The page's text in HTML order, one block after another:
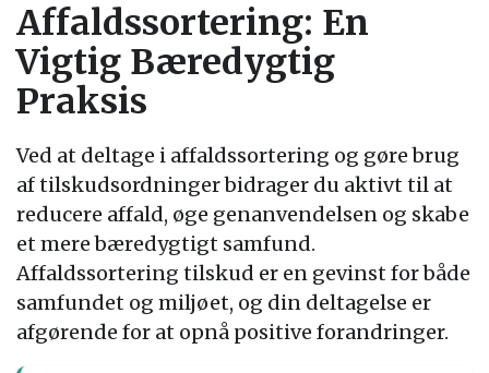
Affaldssortering: En
Vigtig Bæredygtig
Praksis
Ved at deltage i affaldssortering og gøre brug
af tilskudsordninger bidrager du aktivt til at
reducere affald, øge genanvendelsen og skabe
et mere bæredygtigt samfund.
Affaldssortering tilskud er en gevinst for både
samfundet og miljøet, og din deltagelse er
afgørende for at opnå positive forandringer.